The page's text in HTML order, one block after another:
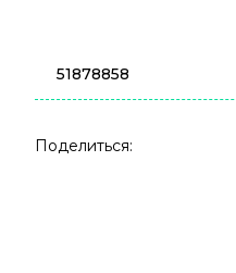
51878858
Поделиться: